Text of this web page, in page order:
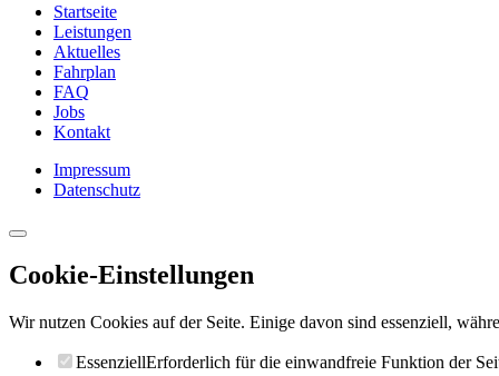
Startseite
Leistungen
Aktuelles
Fahrplan
FAQ
Jobs
Kontakt
Impressum
Datenschutz
Cookie-Einstellungen
Wir nutzen Cookies auf der Seite. Einige davon sind essenziell,
EssenziellErforderlich für die einwandfreie Funktion der